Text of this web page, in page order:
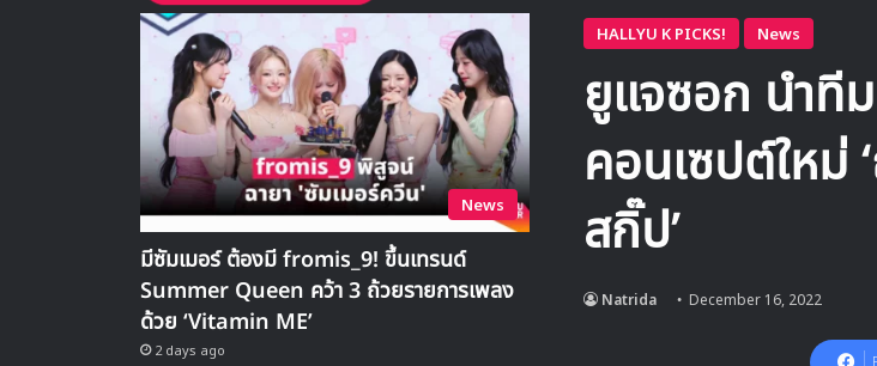
HALLYU K PICKS! News
ยูแจซอก นำที
คอนเซปต์ใหม่
สกิ๊ป’
Natrida December 16, 2022
News
มีซัมเมอร์ ต้องมี fromis_9! ขึ้นเทรนด์
Summer Queen คว้า 3 ถ้วยรายการเพลง
ด้วย ‘Vitamin ME’
2 days ago